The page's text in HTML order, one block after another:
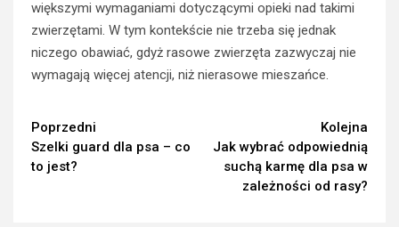
większymi wymaganiami dotyczącymi opieki nad takimi
zwierzętami. W tym kontekście nie trzeba się jednak
niczego obawiać, gdyż rasowe zwierzęta zazwyczaj nie
wymagają więcej atencji, niż nierasowe mieszańce.
Continue
Reading
Poprzedni
Szelki guard dla psa – co
to jest?
Kolejna
Jak wybrać odpowiednią
suchą karmę dla psa w
zależności od rasy?